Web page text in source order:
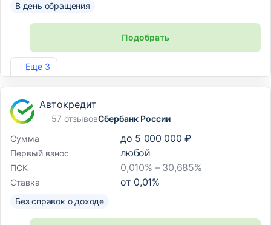
Еще 3
В день обращения
Подобрать
Лиц. №1810
Автокредит
57 отзывовСбербанк России
Сумма
до 5 000 000 ₽
Первый взнос любой
ПСК 0,010% – 30,685%
Ставка от 0,01%
Без справок о доходе